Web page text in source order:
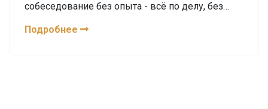
собеседование без опыта - всё по делу, без
Подробнее